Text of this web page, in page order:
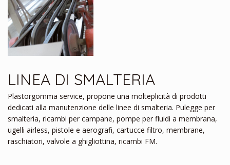
LINEA DI SMALTERIA
Plastorgomma service, propone una molteplicità di prodotti
dedicati alla manutenzione delle linee di smalteria. Pulegge per
smalteria, ricambi per campane, pompe per fluidi a membrana,
ugelli airless, pistole e aerografi, cartucce filtro, membrane,
raschiatori, valvole a ghigliottina, ricambi FM.